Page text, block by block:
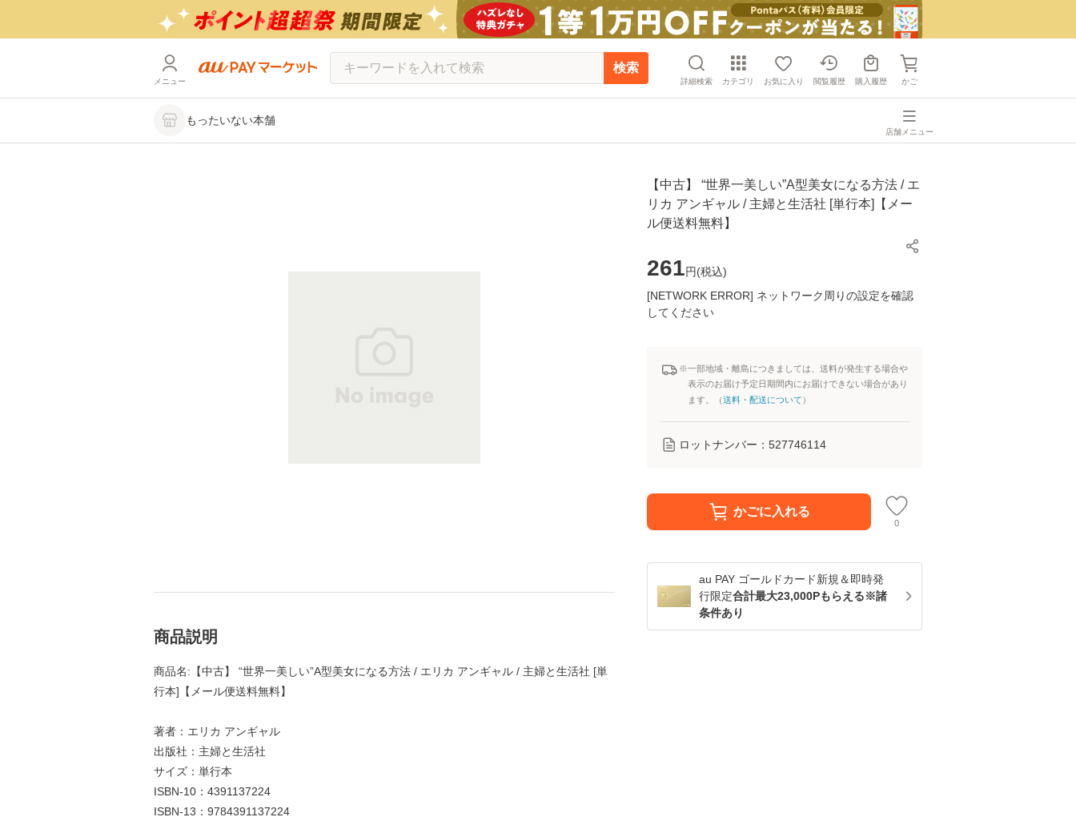
メニュー
検索
詳細検索 カテゴリ お気に入り 閲覧履歴 購入履歴 かご
もったいない本舗
店舗メニュー
【中古】 “世界一美しい”A型美女になる方法 / エ
リカ アンギャル / 主婦と生活社 [単行本]【メー
ル便送料無料】
261円(税込)
[NETWORK ERROR] ネットワーク周りの設定を確認
してください
※一部地域・離島につきましては、送料が発生する場合や
表示のお届け予定日期間内にお届けできない場合があり
ます。（送料・配送について ）
ロットナンバー： 527746114
かごに入れる
0
au PAY ゴールドカード新規＆即時発
行限定合計最大23,000Pもらえる※諸
条件あり
商品説明
商品名:【中古】 “世界一美しい”A型美女になる方法 / エリカ アンギャル / 主婦と生活社 [単
行本]【メール便送料無料】
著者：エリカ アンギャル
出版社：主婦と生活社
サイズ：単行本
ISBN-10：4391137224
ISBN-13：9784391137224